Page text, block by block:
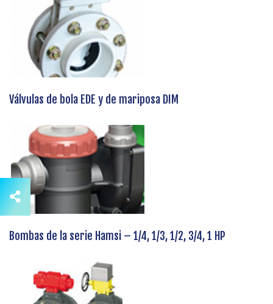
Válvulas de bola EDE y de mariposa DIM
Bombas de la serie Hamsi – 1/4, 1/3, 1/2, 3/4, 1 HP